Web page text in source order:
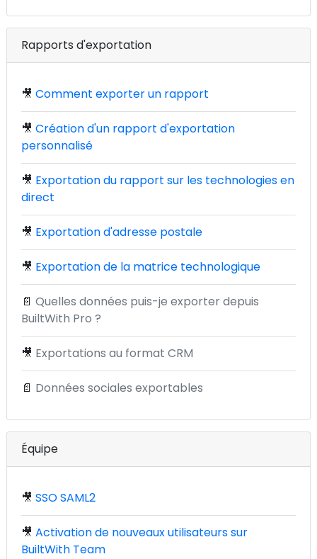
Rapports d'exportation
🎥 Comment exporter un rapport
🎥 Création d'un rapport d'exportation
personnalisé
🎥 Exportation du rapport sur les technologies en
direct
🎥 Exportation d'adresse postale
🎥 Exportation de la matrice technologique
📄 Quelles données puis-je exporter depuis
BuiltWith Pro ?
🎥 Exportations au format CRM
📄 Données sociales exportables
Équipe
🎥 SSO SAML2
🎥 Activation de nouveaux utilisateurs sur
BuiltWith Team